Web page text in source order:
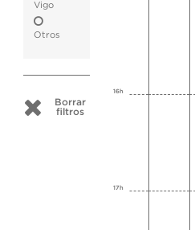
Vigo
Otros
Borrar
filtros
16h
17h